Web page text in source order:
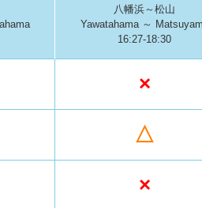
八幡浜～松山
Yawatahama ～
16:27-18:30
×
△
×